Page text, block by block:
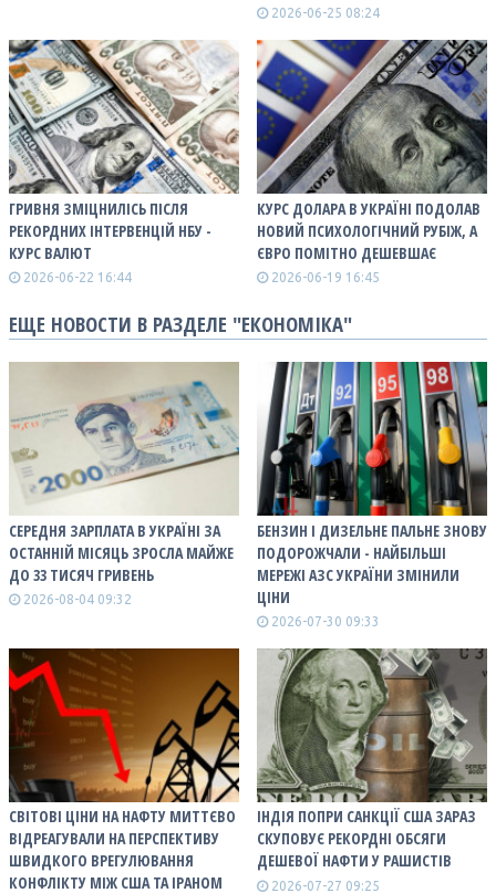
2026-06-25 08:24
ГРИВНЯ ЗМІЦНИЛІСЬ ПІСЛЯ
РЕКОРДНИХ ІНТЕРВЕНЦІЙ НБУ -
КУРС ВАЛЮТ
2026-06-22 16:44
КУРС ДОЛАРА В УКРАЇНІ ПОДОЛАВ
НОВИЙ ПСИХОЛОГІЧНИЙ РУБІЖ, А
ЄВРО ПОМІТНО ДЕШЕВШАЄ
2026-06-19 16:45
ЕЩЕ НОВОСТИ В РАЗДЕЛЕ "ЕКОНОМІКА"
СЕРЕДНЯ ЗАРПЛАТА В УКРАЇНІ ЗА
ОСТАННІЙ МІСЯЦЬ ЗРОСЛА МАЙЖЕ
ДО 33 ТИСЯЧ ГРИВЕНЬ
2026-08-04 09:32
БЕНЗИН І ДИЗЕЛЬНЕ ПАЛЬНЕ ЗНОВУ
ПОДОРОЖЧАЛИ - НАЙБІЛЬШІ
МЕРЕЖІ АЗС УКРАЇНИ ЗМІНИЛИ
ЦІНИ
2026-07-30 09:33
СВІТОВІ ЦІНИ НА НАФТУ МИТТЄВО
ВІДРЕАГУВАЛИ НА ПЕРСПЕКТИВУ
ШВИДКОГО ВРЕГУЛЮВАННЯ
КОНФЛІКТУ МІЖ США ТА ІРАНОМ
ІНДІЯ ПОПРИ САНКЦІЇ США ЗАРАЗ
СКУПОВУЄ РЕКОРДНІ ОБСЯГИ
ДЕШЕВОЇ НАФТИ У РАШИСТІВ
2026-07-27 09:25